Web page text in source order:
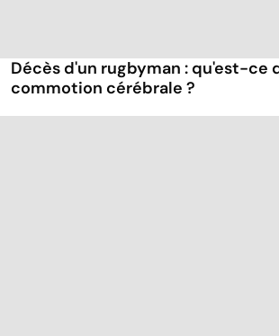
Décès d'un rugbyman : qu'est-ce
commotion cérébrale ?